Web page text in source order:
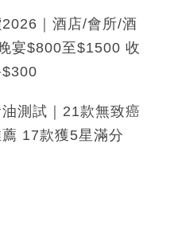
2026｜酒店/會所/酒
宴$800至$1500 收
測試｜21款無致癌
17款獲5星滿分